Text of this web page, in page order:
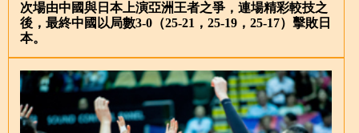
次場由中國與日本上演亞洲王者之爭，連場精彩較技之
後，最終中國以局數3-0（25-21，25-19，25-17）擊敗日
本。